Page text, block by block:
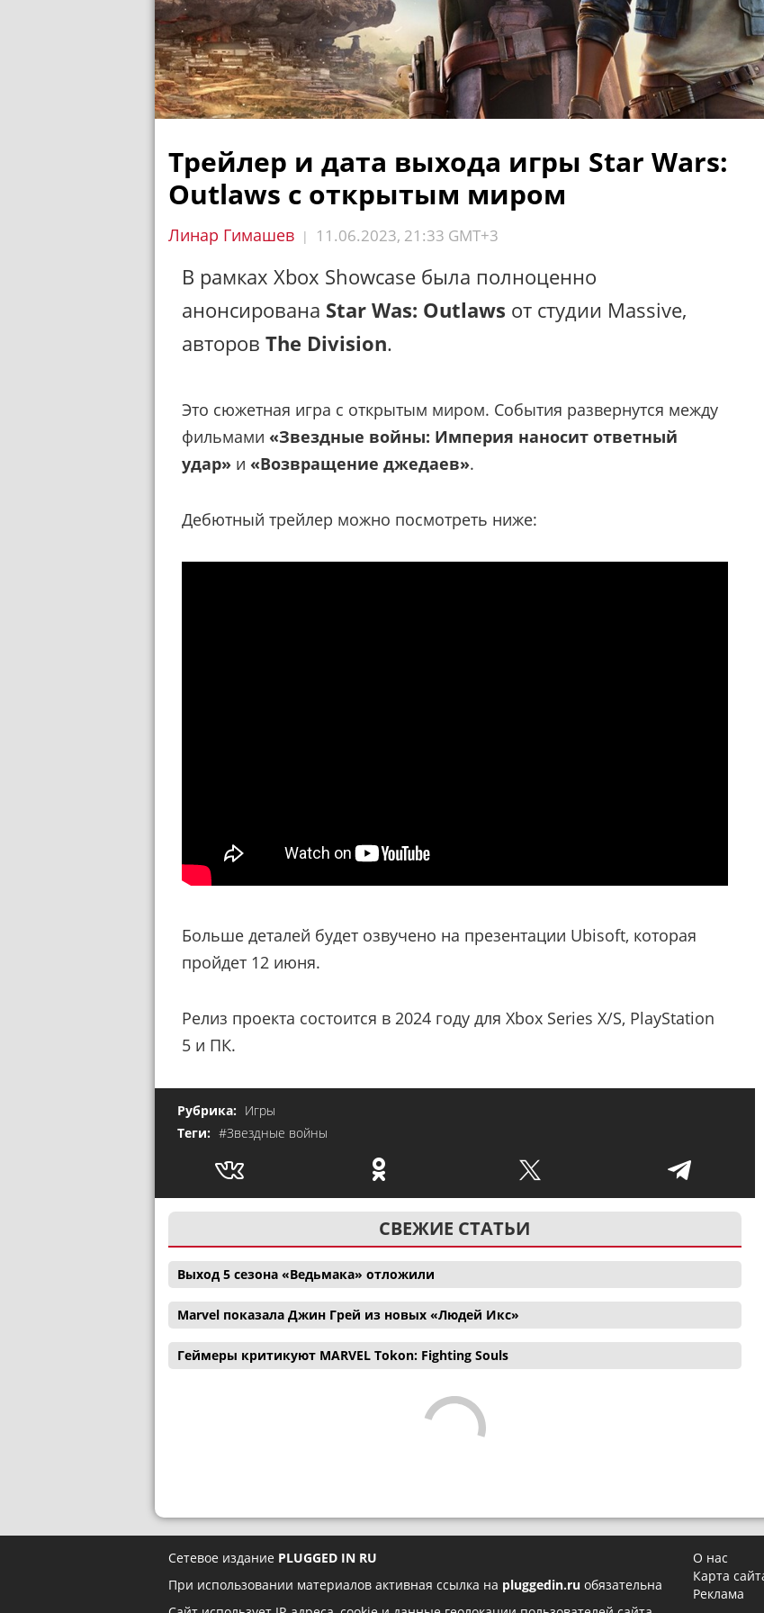
Трейлер и дата выхода игры Star Wars:
Outlaws с открытым миром
Линар Гимашев | 11.06.2023, 21:33 GMT+3
В рамках Xbox Showcase была полноценно
анонсирована Star Was: Outlaws от студии Massive,
авторов The Division.
Это сюжетная игра с открытым миром. События развернутся между
фильмами «Звездные войны: Империя наносит ответный
удар» и «Возвращение джедаев».
Дебютный трейлер можно посмотреть ниже:
Больше деталей будет озвучено на презентации Ubisoft, которая
пройдет 12 июня.
Релиз проекта состоится в 2024 году для Xbox Series X/S, PlayStation
5 и ПК.
Рубрика: Игры
Теги: #Звездные войны
СВЕЖИЕ СТАТЬИ
Выход 5 сезона «Ведьмака» отложили
Marvel показала Джин Грей из новых «Людей Икс»
Геймеры критикуют MARVEL Tokon: Fighting Souls
Сетевое издание PLUGGED IN RU
При использовании материалов активная ссылка на pluggedin.ru обязательна
О нас
Карта
Реклама